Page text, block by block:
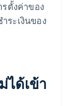
รตั้งค่าของ
ระเงินของ
ได้เข้า